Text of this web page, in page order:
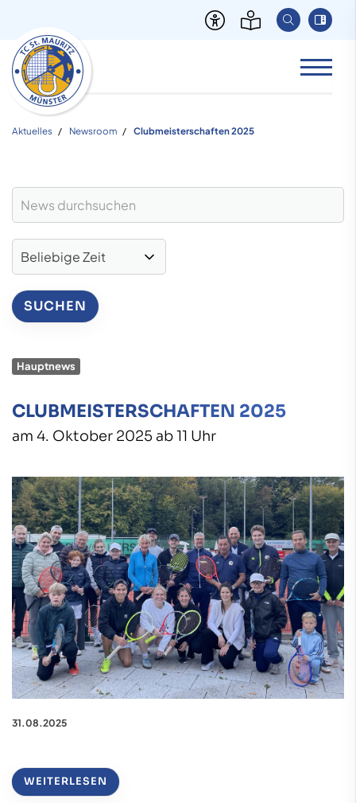
Aktuelles Newsroom Clubmeisterschaften 2025
Hauptnews
CLUBMEISTERSCHAFTEN 2025
am 4. Oktober 2025 ab 11 Uhr
31.08.2025
WEITERLESEN